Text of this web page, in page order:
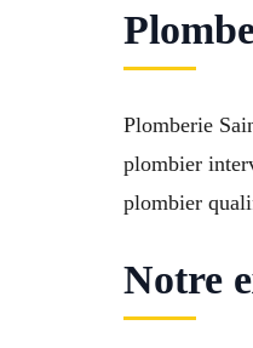
Plomberie
plombier
plombier
Notre